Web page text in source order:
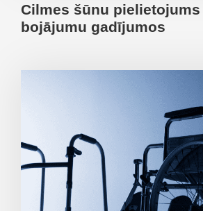
Cilmes šūnu
bojājumu gadījumos